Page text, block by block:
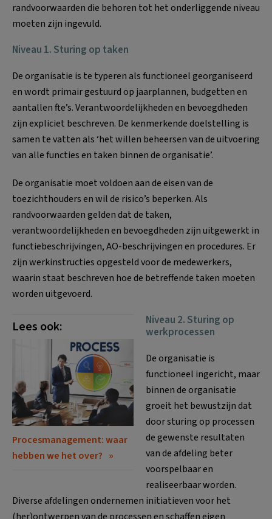
randvoorwaarden die behoren tot het onderliggende niveau
moeten zijn ingevuld.
Niveau 1. Sturing op taken
De organisatie is te typeren als functioneel georganiseerd
en wordt primair gestuurd op jaarplannen, budgetten en
aantallen fte’s. Verantwoordelijkheden en bevoegdheden
zijn expliciet beschreven. De kenmerkende doelstelling is
samen te vatten als ‘het willen beheersen van de uitvoering
van alle functies en taken binnen de organisatie’.
De organisatie moet voldoen aan de eisen van de
toezichthouders en wil de risico’s beperken. Als
randvoorwaarden gelden dat de taken,
verantwoordelijkheden en bevoegdheden zijn uitgewerkt in
functiebeschrijvingen, AO-beschrijvingen en procedures. Er
zijn werkinstructies opgesteld voor de medewerkers,
waarin staat beschreven hoe de betreffende taken moeten
worden uitgevoerd.
Lees ook:
Procesmanagement: waar
hebben we het over?
Niveau 2. Sturing op
werkprocessen
De organisatie is
functioneel ingericht, maar
binnen de organisatie
groeit het bewustzijn dat
door sturing op processen
de gewenste resultaten
van de afdeling beter
voorspelbaar en
realiseerbaar worden.
Diverse afdelingen ondernemen initiatieven voor het
(her)ontwerpen van de processen en schaffen eigen